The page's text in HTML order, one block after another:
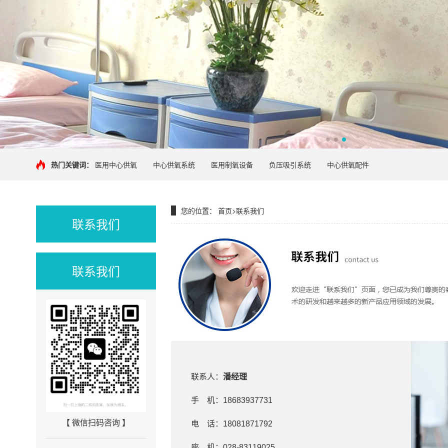
热门关键词： 医用中心供氧 中心供氧系统 医用制氧设备 负压吸引系统 中心供氧配件
联系我们
联系我们
【 微信扫码咨询 】
您的位置： 首页>联系我们
联系人： 潘经理
手 机：18683937731
电 话：18081871792